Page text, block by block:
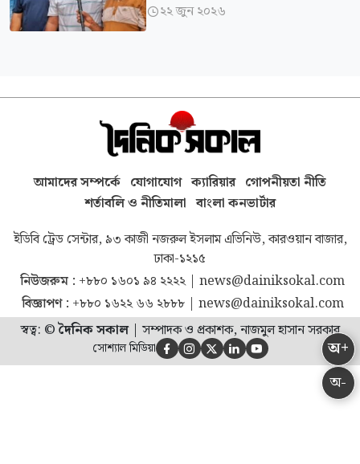
২২ জুন ২০২৬
অ-
অ+
আমাদের সম্পর্কে যোগাযোগ ক্যারিয়ার গোপনীয়তা নীতি
শর্তাবলি ও নীতিমালা বাংলা কনভার্টার
ইডিবি ট্রেড সেন্টার, ৯৩ কাজী নজরুল ইসলাম এভিনিউ, কারওয়ান বাজার,
ঢাকা-১২১৫
নিউজরুম : +৮৮০ ১৬০১ ৯৪ ২২২২| news@dainiksokal.com
বিজ্ঞাপণ : +৮৮০ ১৬২২ ৬৬ ২৮৮৮| news@dainiksokal.com
স্বত্ব: ©দৈনিক সকাল| সম্পাদক ও প্রকাশক, নাজমুল হাসান সরকার
সোশ্যাল মিডিয়া     